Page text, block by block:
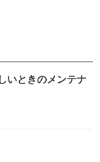
いときのメンテナ